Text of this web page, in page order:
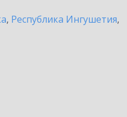
, Республика Ингушетия,